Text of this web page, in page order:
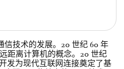
信技术的发展。20 世纪 60 年
距离计算机的概念。20 世纪
发为现代互联网连接奠定了基